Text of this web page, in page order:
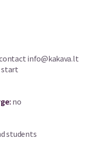
akimirka“
info@kakava.lt
start
no
students